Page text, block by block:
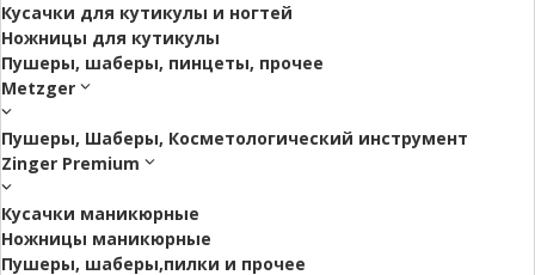
Кусачки для кутикулы и ногтей
Ножницы для кутикулы
Пушеры, шаберы, пинцеты, прочее
Metzger
Пушеры, Шаберы, Косметологический инструмент
Zinger Premium
Кусачки маникюрные
Ножницы маникюрные
Пушеры, шаберы,пилки и прочее